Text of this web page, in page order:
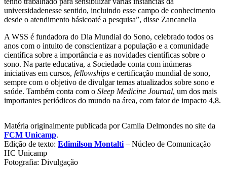
universidadenesse sentido, incluindo esse campo de conhecimento
desde o atendimento básicoaté a pesquisa”, disse Zancanella
A WSS é fundadora do Dia Mundial do Sono, celebrado todos os
anos com o intuito de conscientizar a população e a comunidade
científica sobre a importância e as novidades científicas sobre o
sono. Na parte educativa, a Sociedade conta com inúmeras
iniciativas em cursos, fellowships e certificação mundial de sono,
sempre com o objetivo de divulgar temas atualizados sobre sono e
saúde. Também conta com o Sleep Medicine Journal, um dos mais
importantes periódicos do mundo na área, com fator de impacto 4,8.
Matéria originalmente publicada por Camila Delmondes no site da
FCM Unicamp.
Edição de texto: Edimilson Montalti – Núcleo de Comunicação
HC Unicamp
Fotografia: Divulgação